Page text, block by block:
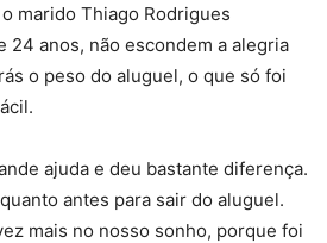
marido Thiago Rodrigues
24 anos, não escondem a alegria
o peso do aluguel, o que só foi
ajuda e deu bastante diferença.
antes para sair do aluguel.
mais no nosso sonho, porque foi